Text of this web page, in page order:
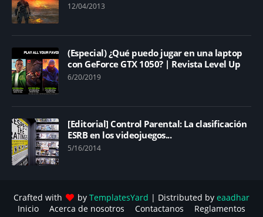
12/04/2013
(Especial) ¿Qué puedo jugar en una laptop
con GeForce GTX 1050? | Revista Level Up
6/20/2019
[Editorial] Control Parental: La clasificación
ESRB en los videojuegos...
5/16/2014
Crafted with by TemplatesYard | Distributed by eaadhar
Inicio
Acerca de nosotros Contactanos
Reglamentos